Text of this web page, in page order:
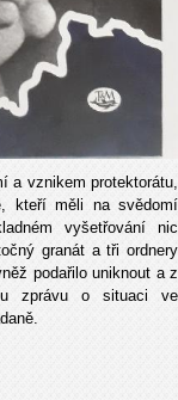
a vznikem protektorátu,
kteří měli na svědomí
vyšetřování nic
granát a tři ordnery
podařilo uniknout a z
zprávu o situaci ve